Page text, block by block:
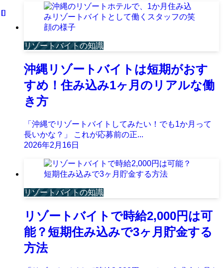
リゾートバイトの知識
沖縄リゾートバイトは短期がおす
すめ！住み込み1ヶ月のリアルな働
き方
「沖縄でリゾートバイトしてみたい！でも1か月って
長いかな？」 これが応募前の正...
2026年2月16日
リゾートバイトの知識
リゾートバイトで時給2,000円は可
能？短期住み込みで3ヶ月貯金する
方法